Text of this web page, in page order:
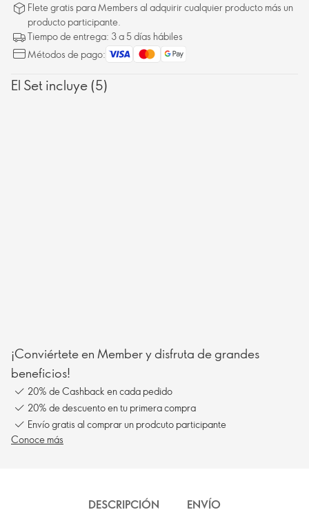
Flete gratis para Members al adquirir cualquier producto más un
producto participante.
Tiempo de entrega: 3 a 5 días hábiles
Métodos de pago:
El Set incluye (5)
¡Conviértete en Member y disfruta de grandes
beneficios!
20% de Cashback en cada pedido
20% de descuento en tu primera compra
Envío gratis al comprar un prodcuto participante
Conoce más
DESCRIPCIÓN ENVÍO